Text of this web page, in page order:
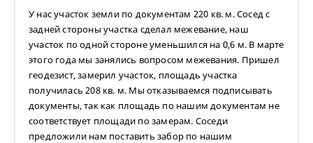
У нас участок земли по документам 220 кв. м. Сосед с
задней стороны участка сделал межевание, наш
участок по одной стороне уменьшился на 0,6 м. В марте
этого года мы занялись вопросом межевания. Пришел
геодезист, замерил участок, площадь участка
получилась 208 кв. м. Мы отказываемся подписывать
документы, так как площадь по нашим документам не
соответствует площади по замерам. Соседи
предложили нам поставить забор по нашим